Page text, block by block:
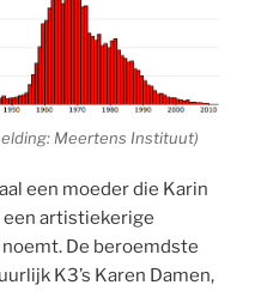
Meertens Instituut)
een moeder die Karin
een artistiekerige
De beroemdste
K3’s Karen Damen,